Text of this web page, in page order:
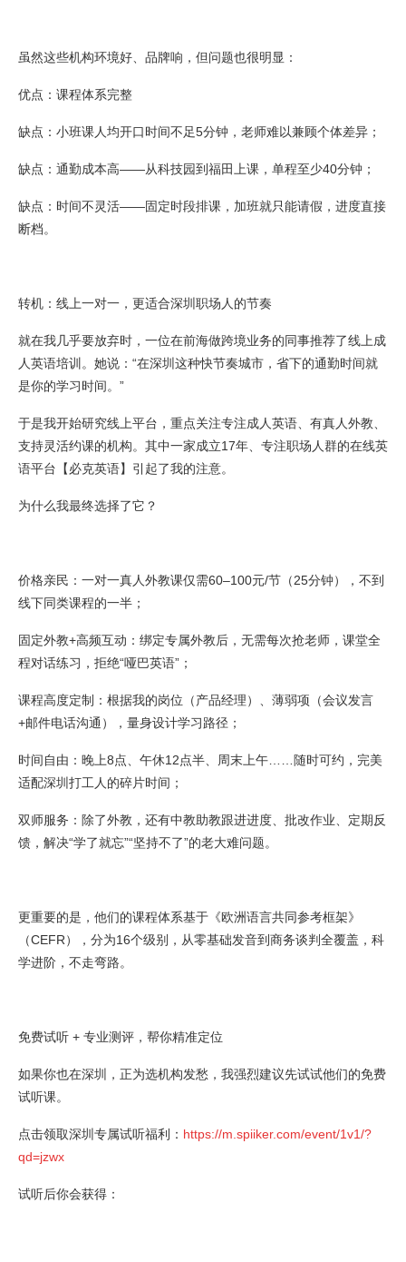
虽然这些机构环境好、品牌响，但问题也很明显：
优点：课程体系完整
缺点：小班课人均开口时间不足5分钟，老师难以兼顾个体差异；
缺点：通勤成本高——从科技园到福田上课，单程至少40分钟；
缺点：时间不灵活——固定时段排课，加班就只能请假，进度直接
断档。
转机：线上一对一，更适合深圳职场人的节奏
就在我几乎要放弃时，一位在前海做跨境业务的同事推荐了线上成
人英语培训。她说：“在深圳这种快节奏城市，省下的通勤时间就
是你的学习时间。”
于是我开始研究线上平台，重点关注专注成人英语、有真人外教、
支持灵活约课的机构。其中一家成立17年、专注职场人群的在线英
语平台【必克英语】引起了我的注意。
为什么我最终选择了它？
价格亲民：一对一真人外教课仅需60–100元/节（25分钟），不到
线下同类课程的一半；
固定外教+高频互动：绑定专属外教后，无需每次抢老师，课堂全
程对话练习，拒绝“哑巴英语”；
课程高度定制：根据我的岗位（产品经理）、薄弱项（会议发言
+邮件电话沟通），量身设计学习路径；
时间自由：晚上8点、午休12点半、周末上午……随时可约，完美
适配深圳打工人的碎片时间；
双师服务：除了外教，还有中教助教跟进进度、批改作业、定期反
馈，解决“学了就忘”“坚持不了”的老大难问题。
更重要的是，他们的课程体系基于《欧洲语言共同参考框架》
（CEFR），分为16个级别，从零基础发音到商务谈判全覆盖，科
学进阶，不走弯路。
免费试听 + 专业测评，帮你精准定位
如果你也在深圳，正为选机构发愁，我强烈建议先试试他们的免费
试听课。
点击领取深圳专属试听福利： https://m.spiiker.com/event/1v1/?
qd=jzwx
试听后你会获得：